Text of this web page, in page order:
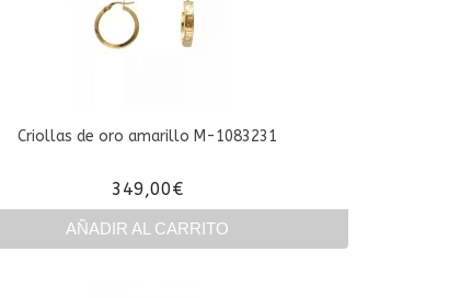
Criollas de oro amarillo M-1083231
349,00€
AÑADIR AL CARRITO